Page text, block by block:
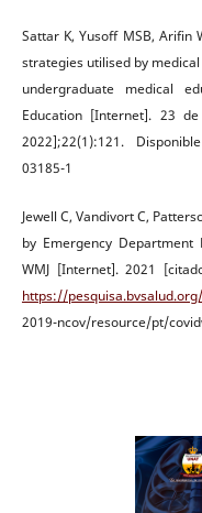
Sattar K, Yusoff MSB, Arifin
strategies utilised by
undergraduate medical
Education [Internet]. 23
2022];22(1):121.
03185-1
Jewell C, Vandivort C,
by Emergency Department
WMJ [Internet]. 2021
https://
2019-ncov/resource/pt/